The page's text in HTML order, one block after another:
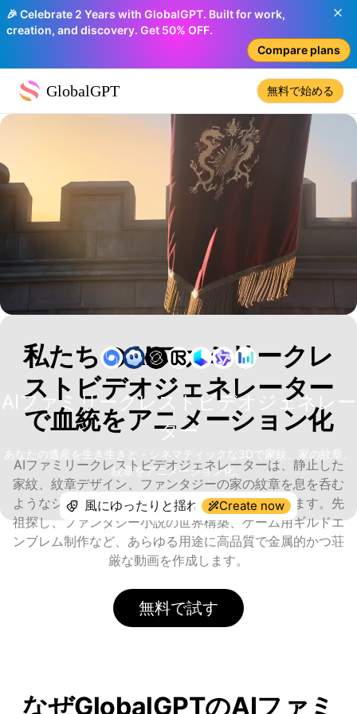
🎉 Celebrate 2 Years with GlobalGPT. Built for work,
creation, and discovery. Get 50% OFF.
Compare plans
GlobalGPT 無料で始める
AIファミリークレストビデオジェネレー
ター
あなたの遺産を生き生きと - シネマティックな3Dで家紋、家の紋章、
紋章をアニメーション化。
Create now
私たちのAIファミリークレ
ストビデオジェネレーター
で血統をアニメーション化
AIファミリークレストビデオジェネレーターは、静止した
家紋、紋章デザイン、ファンタジーの家の紋章を息を呑む
ようなシネマティックなアニメーションに変換します。先
祖探し、ファンタジー小説の世界構築、ゲーム用ギルドエ
ンブレム制作など、あらゆる用途に高品質で金属的かつ荘
厳な動画を作成します。
無料で試す
なぜGlobalGPTのAIファミ